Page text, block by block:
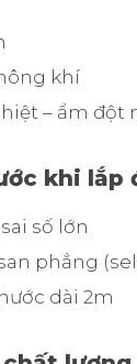
khí
– ẩm đột
khi lắp
số lớn
phẳng
dài 2m